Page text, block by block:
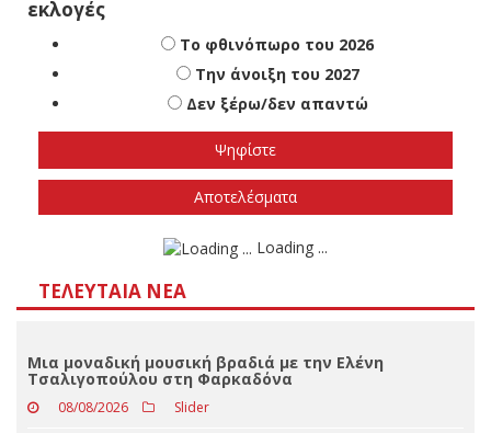
Πότε πιστεύετε ότι θα γίνουν οι εθνικές
εκλογές
Το φθινόπωρο του 2026
Την άνοιξη του 2027
Δεν ξέρω/δεν απαντώ
ΤΕΛΕΥΤΑΊΑ ΝΈΑ